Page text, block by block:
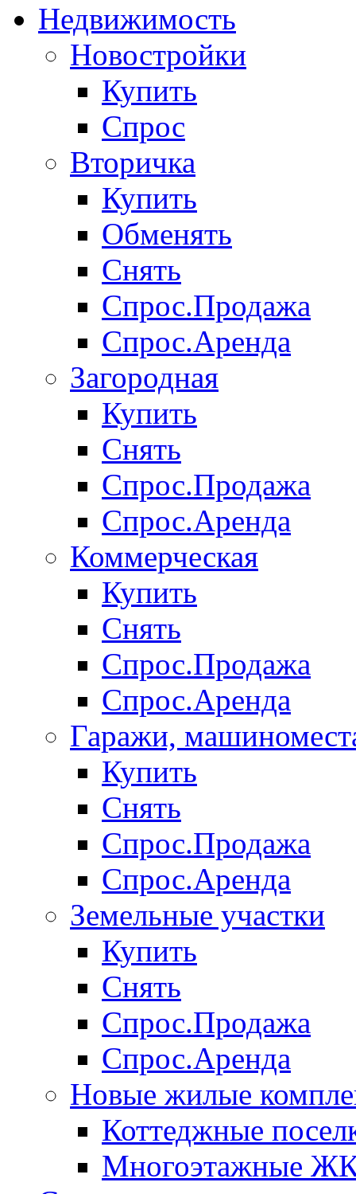
Недвижимость
Новостройки
Купить
Спрос
Вторичка
Купить
Обменять
Снять
Спрос.Продажа
Спрос.Аренда
Загородная
Купить
Снять
Спрос.Продажа
Спрос.Аренда
Коммерческая
Купить
Снять
Спрос.Продажа
Спрос.Аренда
Гаражи,
Купить
Снять
Спрос.Продажа
Спрос.Аренда
Земельные участки
Купить
Снять
Спрос.Продажа
Спрос.Аренда
Новые жилые
Коттеджные
Многоэтажные